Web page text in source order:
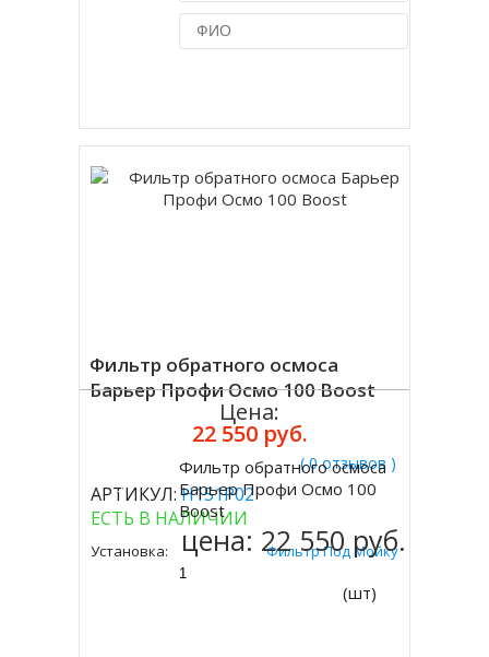
Фильтр обратного осмоса
Барьер Профи Осмо 100 Boost
( 0 отзывов )
АРТИКУЛ:Н151Р02
ЕСТЬ В НАЛИЧИИ
Установка: Фильтр Под Мойку
Цена:
22 550 руб.
Фильтр обратного осмоса
Барьер Профи Осмо 100
Boost
цена: 22 550 руб.
(шт)